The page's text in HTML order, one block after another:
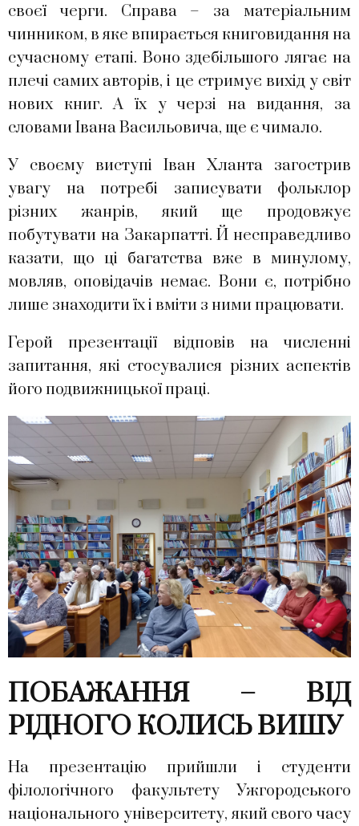
своєї черги. Справа – за матеріальним
чинником, в яке впирається книговидання на
сучасному етапі. Воно здебільшого лягає на
плечі самих авторів, і це стримує вихід у світ
нових книг. А їх у черзі на видання, за
словами Івана Васильовича, ще є чимало.
У своєму виступі Іван Хланта загострив
увагу на потребі записувати фольклор
різних жанрів, який ще продовжує
побутувати на Закарпатті. Й несправедливо
казати, що ці багатства вже в минулому,
мовляв, оповідачів немає. Вони є, потрібно
лише знаходити їх і вміти з ними працювати.
Герой презентації відповів на численні
запитання, які стосувалися різних аспектів
його подвижницької праці.
ПОБАЖАННЯ – ВІД
РІДНОГО КОЛИСЬ ВИШУ
На презентацію прийшли і студенти
філологічного факультету Ужгородського
національного університету, який свого часу